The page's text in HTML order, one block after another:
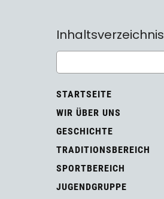
Inhaltsverzeichnis
STARTSEITE
WIR ÜBER UNS
GESCHICHTE
TRADITIONSBEREICH
SPORTBEREICH
JUGENDGRUPPE